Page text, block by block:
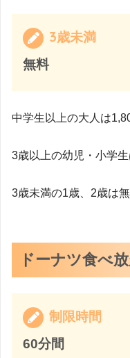
3歳未満
無料
中学生以上の大人は
3歳以上の幼児・小学生
3歳未満の1歳、2歳は無
ドーナツ食べ
制限時間
60分間